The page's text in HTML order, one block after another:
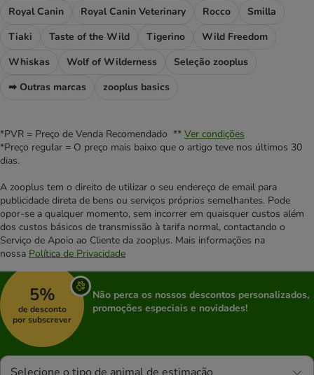
Royal Canin
Royal Canin Veterinary Rocco
Smilla
Tiaki
Taste of the Wild Tigerino
Wild Freedom
Whiskas
Wolf of Wilderness
Seleção zooplus
➡ Outras marcas
zooplus basics
*PVR = Preço de Venda Recomendado ** Ver condições
*Preço regular = O preço mais baixo que o artigo teve nos últimos 30
dias.
A zooplus tem o direito de utilizar o seu endereço de email para
publicidade direta de bens ou serviços próprios semelhantes. Pode
opor-se a qualquer momento, sem incorrer em quaisquer custos além
dos custos básicos de transmissão à tarifa normal, contactando o
Serviço de Apoio ao Cliente da zooplus. Mais informações na
nossa Política de Privacidade
5%
de desconto
por subscrever
Não perca os nossos descontos personalizados,
promoções especiais e novidades!